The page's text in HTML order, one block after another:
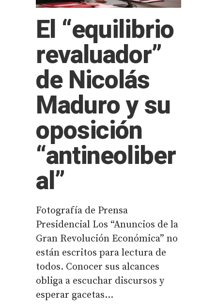
El “equilibrio
revaluador”
de Nicolás
Maduro y su
oposición
“antineoliber
al”
Fotografía de Prensa
Presidencial Los “Anuncios de la
Gran Revolución Económica” no
están escritos para lectura de
todos. Conocer sus alcances
obliga a escuchar discursos y
esperar gacetas...